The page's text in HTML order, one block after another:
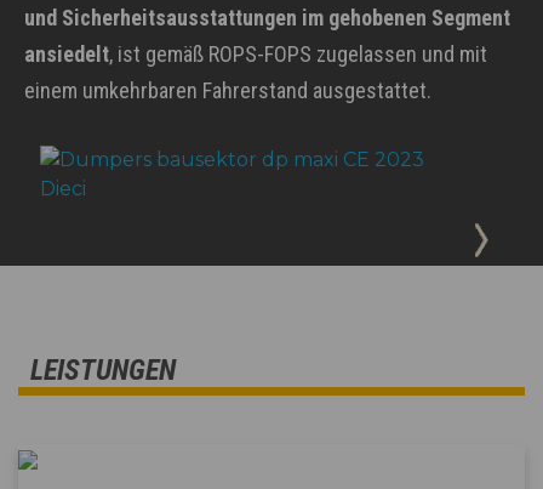
und Sicherheitsausstattungen im gehobenen Segment
ansiedelt, ist gemäß ROPS-FOPS zugelassen und mit
einem umkehrbaren Fahrerstand ausgestattet.
LEISTUNGEN